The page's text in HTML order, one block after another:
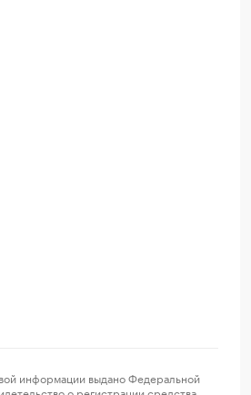
информации выдано Федеральной